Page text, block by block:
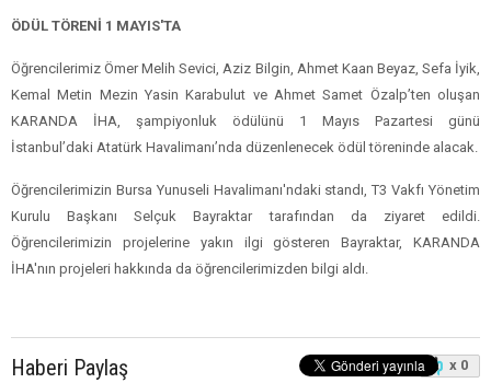
ÖDÜL TÖRENİ 1 MAYIS'TA
Öğrencilerimiz Ömer Melih Sevici, Aziz Bilgin, Ahmet Kaan Beyaz, Sefa İyik,
Kemal Metin Mezin Yasin Karabulut ve Ahmet Samet Özalp’ten oluşan
KARANDA İHA, şampiyonluk ödülünü 1 Mayıs Pazartesi günü
İstanbul’daki Atatürk Havalimanı’nda düzenlenecek ödül töreninde alacak.
Öğrencilerimizin Bursa Yunuseli Havalimanı'ndaki standı, T3 Vakfı Yönetim
Kurulu Başkanı Selçuk Bayraktar tarafından da ziyaret edildi.
Öğrencilerimizin projelerine yakın ilgi gösteren Bayraktar, KARANDA
İHA'nın projeleri hakkında da öğrencilerimizden bilgi aldı.
Haberi Paylaş x 0